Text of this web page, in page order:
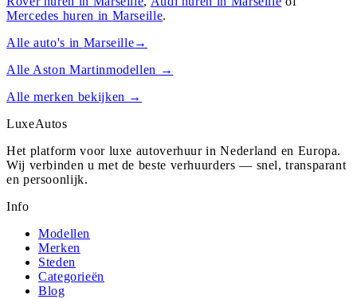
Mercedes huren in Marseille.
Alle auto's in Marseille→
AlleAston Martinmodellen →
Alle merken bekijken →
LuxeAutos
Het platform voor luxe autoverhuur in Nederland en Europa.
Wij verbinden u met de beste verhuurders — snel, transparant
en persoonlijk.
Info
Modellen
Merken
Steden
Categorieën
Blog